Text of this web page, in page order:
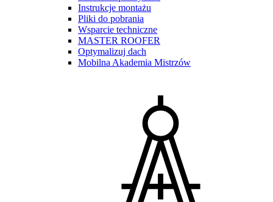
Instrukcje montażu
Pliki do pobrania
Wsparcie techniczne
MASTER ROOFER
Optymalizuj dach
Mobilna Akademia Mistrzów